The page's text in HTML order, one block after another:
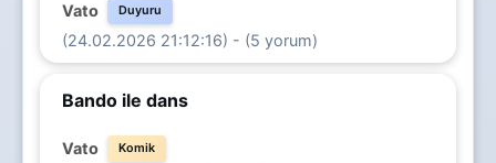
Vato Duyuru
(24.02.2026 21:12:16) - (5 yorum)
Bando ile dans
Vato Komik